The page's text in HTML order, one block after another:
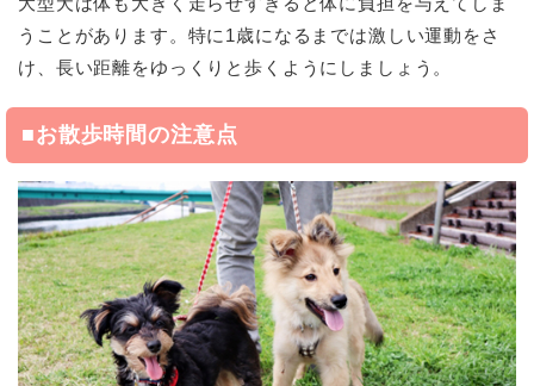
うことがあります。特に1歳になるまでは激しい運動をさ
け、長い距離をゆっくりと歩くようにしましょう。
■お散歩時間の注意点